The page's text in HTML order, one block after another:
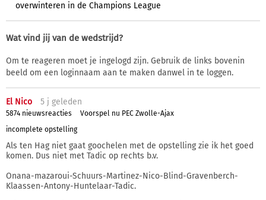
overwinteren in de Champions League
Wat vind jij van de wedstrijd?
Om te reageren moet je ingelogd zijn. Gebruik de links bovenin
beeld om een loginnaam aan te maken danwel in te loggen.
El Nico 5 j geleden
5874 nieuwsreacties
Voorspel nu PEC Zwolle-Ajax
incomplete opstelling
Als ten Hag niet gaat goochelen met de opstelling zie ik het goed
komen. Dus niet met Tadic op rechts b.v.
Onana-mazaroui-Schuurs-Martinez-Nico-Blind-Gravenberch-
Klaassen-Antony-Huntelaar-Tadic.